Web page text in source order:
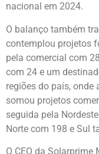
nacional em 2024.
O balanço também
contemplou projetos
pela comercial com
com 24 e um
regiões do país, onde
somou projetos
seguida pela
Norte com 198 e Sul
O CEO da